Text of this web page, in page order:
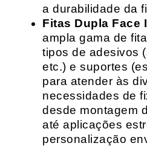
a durabilidade da
Fitas Dupla Face
ampla gama de
tipos de adesivos
etc.) e suportes
para atender às
necessidades de
desde montagem
até aplicações
personalização